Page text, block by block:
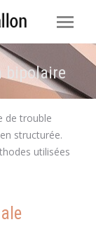
bipolaire
de trouble
structurée.
utilisées